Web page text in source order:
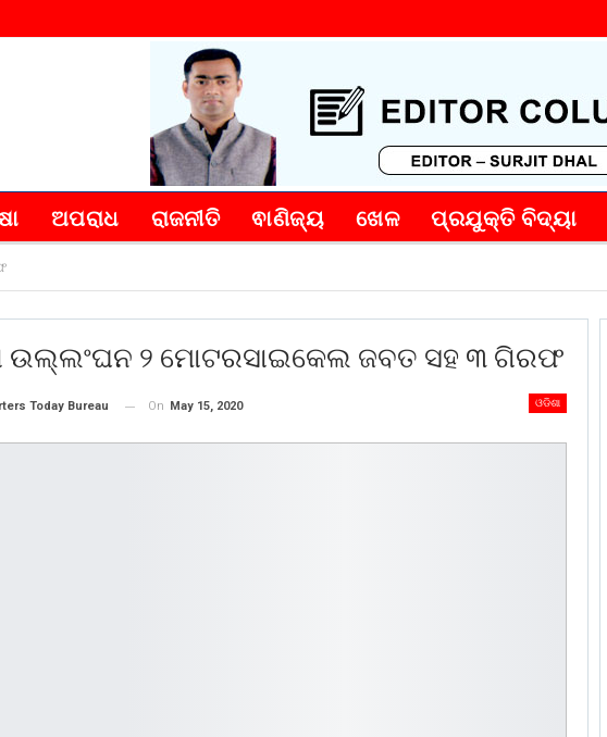
ଅପରାଧ ରାଜନୀତି ଵାଣିଜ୍ୟ ଖେଳ ପ୍ରଯୁକ୍ତି ବିଦ୍ୟା
ଉଲ୍ଲଂଘନ ୨ ମୋଟରସାଇକେଲ ଜବତ ସହ ୩ ଗିରଫ
ଓଡିଶା
Today Bureau On May 15, 2020